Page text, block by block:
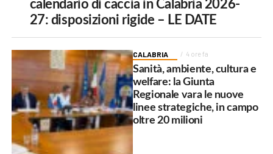
calendario di caccia in Calabria 2026-
27: disposizioni rigide – LE DATE
CALABRIA 4 ore fa
Sanità, ambiente, cultura e
welfare: la Giunta
Regionale vara le nuove
linee strategiche, in campo
oltre 20 milioni